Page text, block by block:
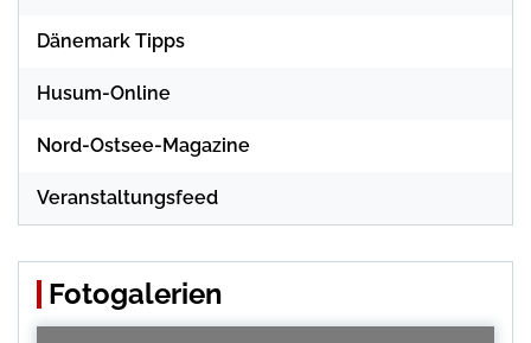
Dänemark Tipps
Husum-Online
Nord-Ostsee-Magazine
Veranstaltungsfeed
Fotogalerien